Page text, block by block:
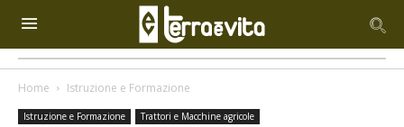
Home Istruzione e Formazione
Istruzione e Formazione Trattori e Macchine agricole